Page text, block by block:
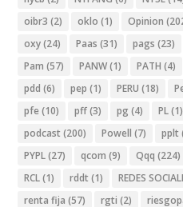
oibr3 (2) oklo (1) Opinion
oxy(24) Paas (31) pags (23)
Pam (57) PANW(1) PATH (4)
pdd (6) pep (1) PERU (18)
pfe (10) pff(3) pg (4) PL(1)
podcast (200) Powell (7) pplt
PYPL(27) qcom (9) Qqq (224)
RCL(1) rddt (1) REDES
renta fija (57) rgti (2)